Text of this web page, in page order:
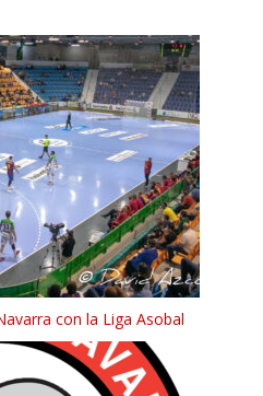
con la Liga Asobal